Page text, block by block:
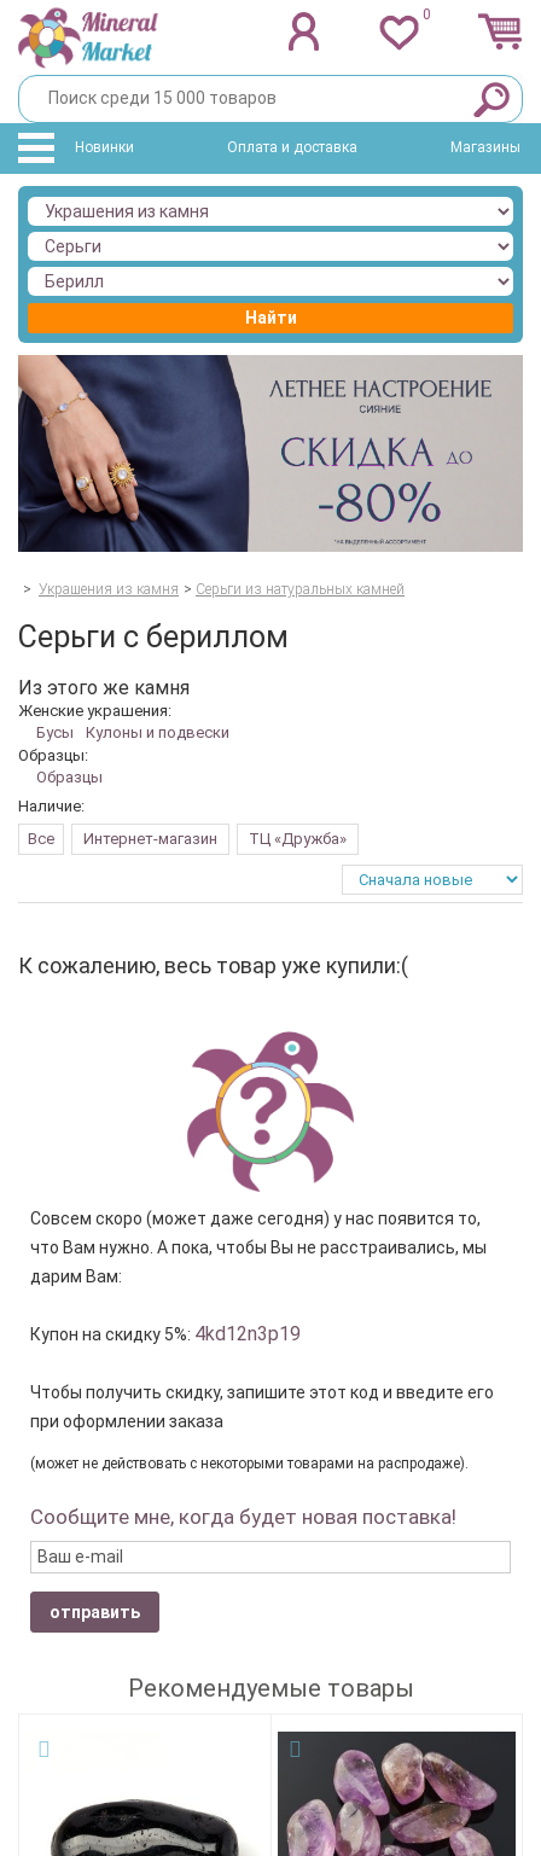
0
Новинки Оплата и доставка Магазины
Найти
> Украшения из камня > Серьги из натуральных камней
Серьги с бериллом
Из этого же камня
Женские украшения:
Бусы
Кулоны и подвески
Образцы:
Образцы
Наличие:
Все
Интернет-магазин ТЦ «Дружба»
К сожалению, весь товар уже купили:(
Совсем скоро (может даже сегодня) у нас появится то,
что Вам нужно. А пока, чтобы Вы не расстраивались, мы
дарим Вам:
Купон на скидку 5%: 4kd12n3p19
Чтобы получить скидку, запишите этот код и введите его
при оформлении заказа
(может не действовать с некоторыми товарами на распродаже).
Сообщите мне, когда будет новая поставка!
отправить
Рекомендуемые товары